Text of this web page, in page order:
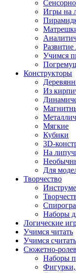
Игры на
Развитие
Учимся
Конструкторы
Из
Мягкие
Кубики
3D-
На
Для
Творчество
Наборы
Логические
Учимся читать
Учимся считать
Сюжетно-
Наборы